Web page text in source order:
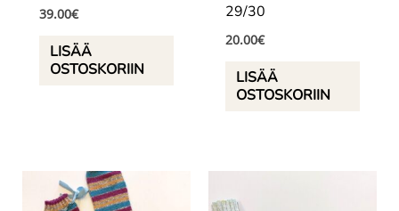
39.00€
LISÄÄ
OSTOSKORIIN
29/30
20.00€
LISÄÄ
OSTOSKORIIN